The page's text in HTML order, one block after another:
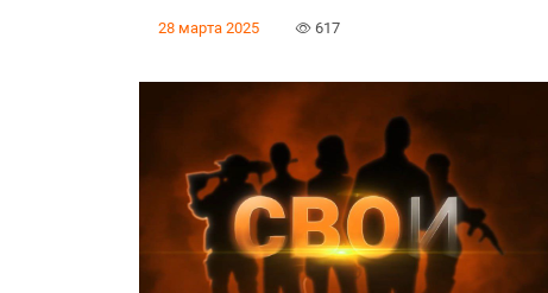
28 марта 2025 617